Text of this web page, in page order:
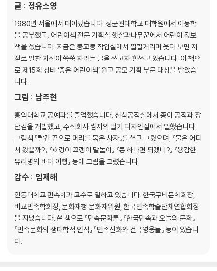
있습니다. 좋은 어린이 교양서를 이루는 두 개의 축이라 할 읽는 재미와 아
는 보람을 충족시키는 작품입니다.
글 : 정유소영
1980년 서울에서 태어났습니다. 성균관대학교 대학원에서 아동학
을 공부했고, 어린이책 전문 기획실 햇살과나무꾼에서 어린이 정보
책을 썼습니다. 지금은 동교동 작업실에서 깔깔거리며 웃다 보면 저
절로 알찬 지식이 쑥쑥 자라는 글을 쓰고자 힘쓰고 있습니다. 이 책으
로 제15회 창비 ‘좋은 어린이책’ 원고 공모 기획 부문 대상을 받았습
니다.
그림 : 남주현
홍익대학교 공예과를 졸업했습니다. 신식공작실에서 종이 공작과 장
난감을 개발했고, 주식회사 쌈지의 딸기 디자인실에서 일했습니다.
그림책 『빨간 끈으로 머리를 묶은 사자』를 쓰고 그렸으며, 『물은 어디
서 왔을까?』 『호랭이 꼬랭이 말놀이』 『콩 하나면 되겠니?』 『용감한
유리병의 바다 여행』 등에 그림을 그렸습니다.
감수 : 임재해
안동대학교 민속학과 교수로 일하고 있습니다. 한국구비문학회장,
비교민속학회장, 문화재청 문화재위원, 한국민속학술단체연합회장
을 지냈습니다. 쓴 책으로 『민속문화론』 『한국민속과 오늘의 문화』
『민속문화의 생태학적 인식』 『민족신화와 건국영웅들』 등이 있습니
다.